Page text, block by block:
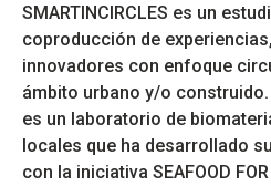
SMARTINCIRCLES es un
coproducción de
innovadores con enfoque
ámbito urbano y/o construido.
es un laboratorio de
locales que ha desarrollado
con la iniciativa SEAFOOD FOR